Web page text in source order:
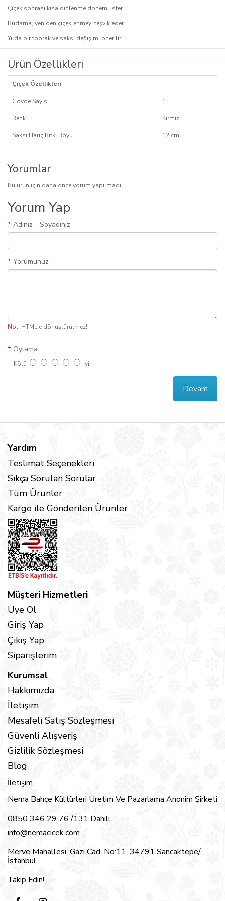
Çiçek sonrası kısa dinlenme dönemi ister.
Budama, yeniden çiçeklenmeyi teşvik eder.
Yılda bir toprak ve saksı değişimi önerilir.
Ürün Özellikleri
Çiçek Özellikleri
Gövde Sayısı 1
Renk Kırmızı
Saksı Hariç Bitki Boyu 12 cm
Yorumlar
Bu ürün için daha önce yorum yapılmadı.
Yorum Yap
Adınız - Soyadınız
Yorumunuz
Not: HTML'e dönüştürülmez!
Oylama
Kötü İyi
Devam
Yardım
Teslimat Seçenekleri
Sıkça Sorulan Sorular
Tüm Ürünler
Kargo ile Gönderilen Ürünler
Müşteri Hizmetleri
Üye Ol
Giriş Yap
Çıkış Yap
Siparişlerim
Kurumsal
Hakkımızda
İletişim
Mesafeli Satış Sözleşmesi
Güvenli Alışveriş
Gizlilik Sözleşmesi
Blog
İletişim
Nema Bahçe Kültürleri Üretim Ve Pazarlama Anonim Şirketi
0850 346 29 76 /131 Dahili
info@nemacicek.com
Merve Mahallesi, Gazi Cad. No:11, 34791 Sancaktepe/
İstanbul
Takip Edin!